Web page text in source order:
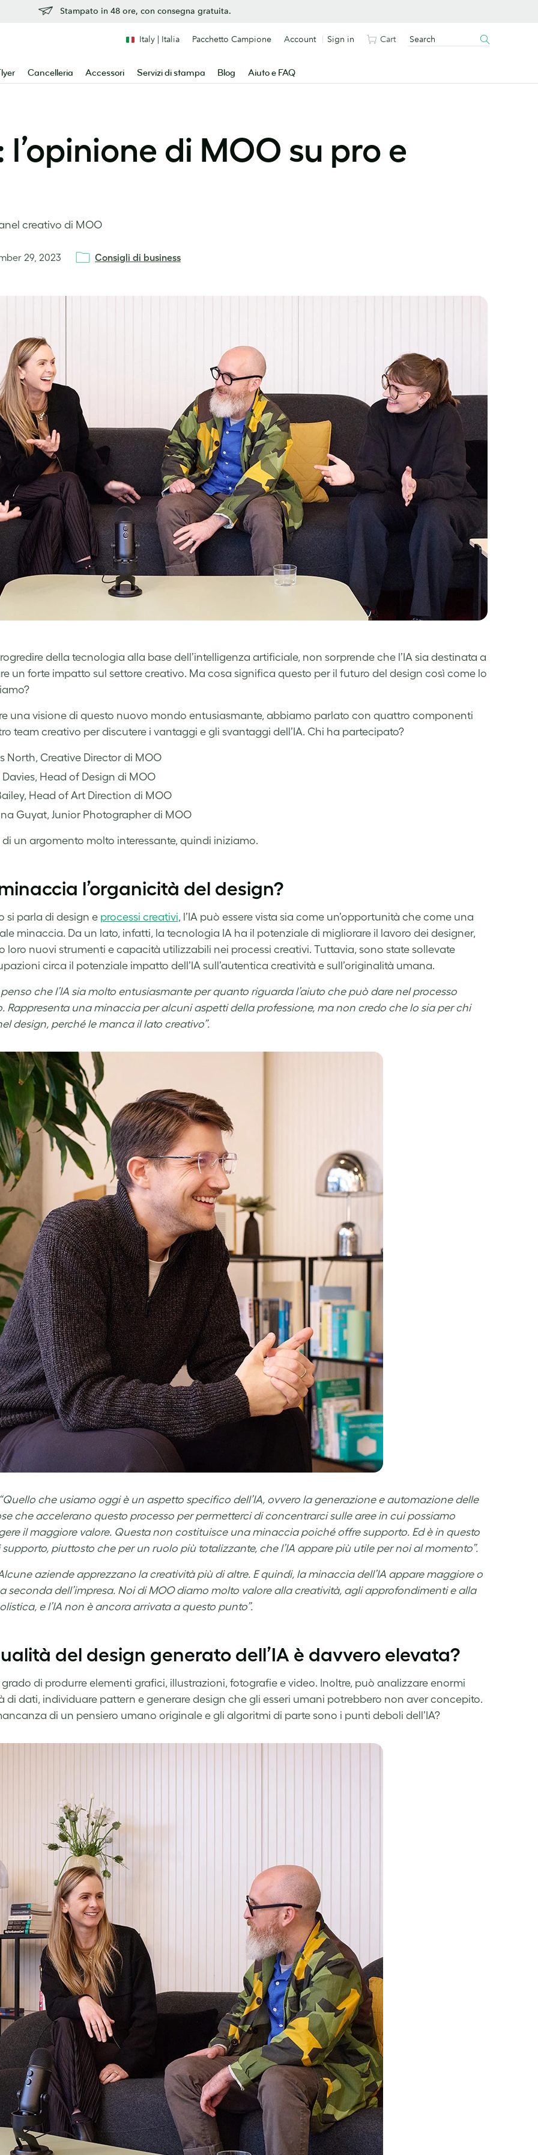
Stampato in 48 ore, con consegna gratuita.
Cancelleria Accessori Servizi di stampa Blog Aiuto e FAQ
Italy | Italia Pacchetto Campione Account Sign in Cart
l’opinione di MOO su pro e
creativo di MOO
29, 2023 Consigli di business
della tecnologia alla base dell’intelligenza artificiale, non sorprende che l’IA sia destinata a
un forte impatto sul settore creativo. Ma cosa significa questo per il futuro del design così come lo
una visione di questo nuovo mondo entusiasmante, abbiamo parlato con quattro componenti
team creativo per discutere i vantaggi e gli svantaggi dell’IA. Chi ha partecipato?
North, Creative Director di MOO
Davies, Head of Design di MOO
Head of Art Direction di MOO
Guyat, Junior Photographer di MOO
di un argomento molto interessante, quindi iniziamo.
minaccia l’organicità del design?
si parla di design e processi creativi, l’IA può essere vista sia come un’opportunità che come una
minaccia. Da un lato, infatti, la tecnologia IA ha il potenziale di migliorare il lavoro dei designer,
loro nuovi strumenti e capacità utilizzabili nei processi creativi. Tuttavia, sono state sollevate
circa il potenziale impatto dell’IA sull’autentica creatività e sull’originalità umana.
penso che l’IA sia molto entusiasmante per quanto riguarda l’aiuto che può dare nel processo
Rappresenta una minaccia per alcuni aspetti della professione, ma non credo che lo sia per chi
design, perché le manca il lato creativo”.
“Quello che usiamo oggi è un aspetto specifico dell’IA, ovvero la generazione e automazione delle
che accelerano questo processo per permetterci di concentrarci sulle aree in cui possiamo
il maggiore valore. Questa non costituisce una minaccia poiché offre supporto. Ed è in questo
piuttosto che per un ruolo più totalizzante, che l’IA appare più utile per noi al momento”.
aziende apprezzano la creatività più di altre. E quindi, la minaccia dell’IA appare maggiore o
seconda dell’impresa. Noi di MOO diamo molto valore alla creatività, agli approfondimenti e alla
e l’IA non è ancora arrivata a questo punto”.
del design generato dell’IA è davvero elevata?
grado di produrre elementi grafici, illustrazioni, fotografie e video. Inoltre, può analizzare enormi
di dati, individuare pattern e generare design che gli esseri umani potrebbero non aver concepito.
di un pensiero umano originale e gli algoritmi di parte sono i punti deboli dell’IA?